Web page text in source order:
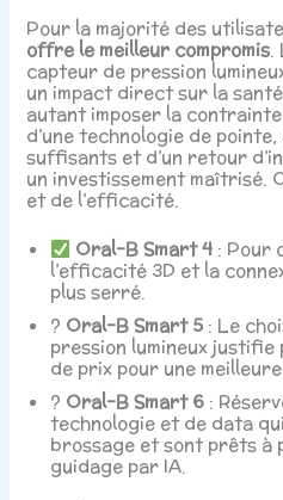
Pour la majorité des
offre le meilleur compromis.
capteur de pression
un impact direct sur la
autant imposer la contrainte
d’une technologie de
suffisants et d’un retour
un investissement maîtrisé.
et de l’efficacité.
Oral-B Smart 4 : Pour
l’efficacité 3D et la
plus serré.
? Oral-B Smart 5 : Le
pression lumineux
de prix pour une
? Oral-B Smart 6 :
technologie et de data
brossage et sont prêts à
guidage par IA.